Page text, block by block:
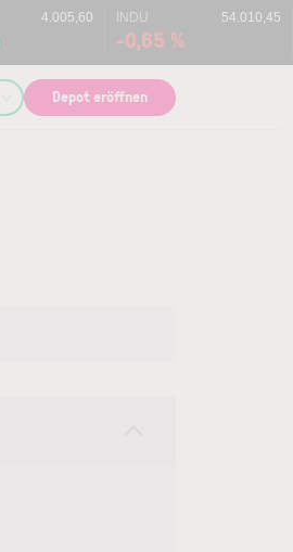
4.005,60 INDU 54.010,45
-0,65 %
Depot eröffnen